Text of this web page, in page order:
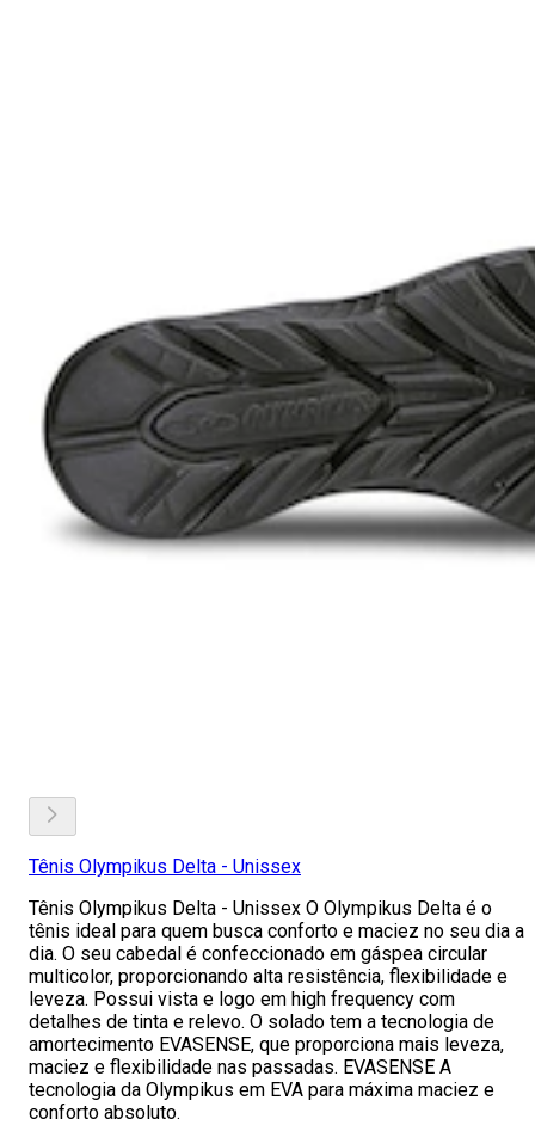
Tênis Olympikus Delta - Unissex
Tênis Olympikus Delta - Unissex O Olympikus Delta é o
tênis ideal para quem busca conforto e maciez no seu dia a
dia. O seu cabedal é confeccionado em gáspea circular
multicolor, proporcionando alta resistência, flexibilidade e
leveza. Possui vista e logo em high frequency com
detalhes de tinta e relevo. O solado tem a tecnologia de
amortecimento EVASENSE, que proporciona mais leveza,
maciez e flexibilidade nas passadas. EVASENSE A
tecnologia da Olympikus em EVA para máxima maciez e
conforto absoluto.